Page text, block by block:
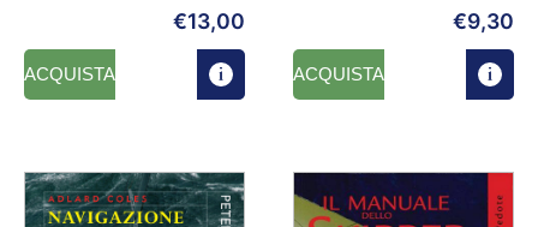
€13,00
ACQUISTA
€9,30
ACQUISTA